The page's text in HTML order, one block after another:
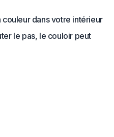
dans votre intérieur
le pas, le couloir peut